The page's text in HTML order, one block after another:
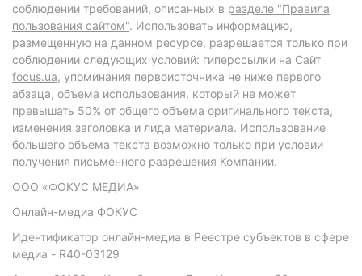
соблюдении требований, описанных в разделе "Правила
пользования сайтом". Использовать информацию,
размещенную на данном ресурсе, разрешается только при
соблюдении следующих условий: гиперссылки на Сайт
focus.ua, упоминания первоисточника не ниже первого
абзаца, объема использования, который не может
превышать 50% от общего объема оригинального текста,
изменения заголовка и лида материала. Использование
большего объема текста возможно только при условии
получения письменного разрешения Компании.
ООО «ФОКУС МЕДИА»
Онлайн-медиа ФОКУС
Идентификатор онлайн-медиа в Реестре субъектов в сфере
медиа - R40-03129